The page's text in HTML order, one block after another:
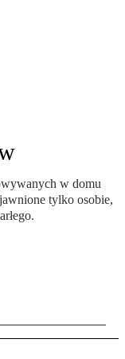
w domu
tylko osobie,